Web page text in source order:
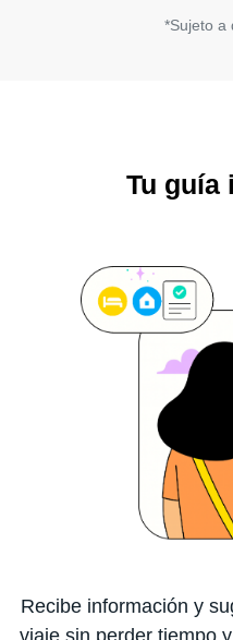
*Sujeto a
Tu guía
Recibe información y
viaje sin perder tiempo